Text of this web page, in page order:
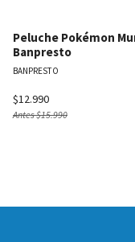
Peluche Pokémon
Banpresto
BANPRESTO
$12.990
Antes$15.990